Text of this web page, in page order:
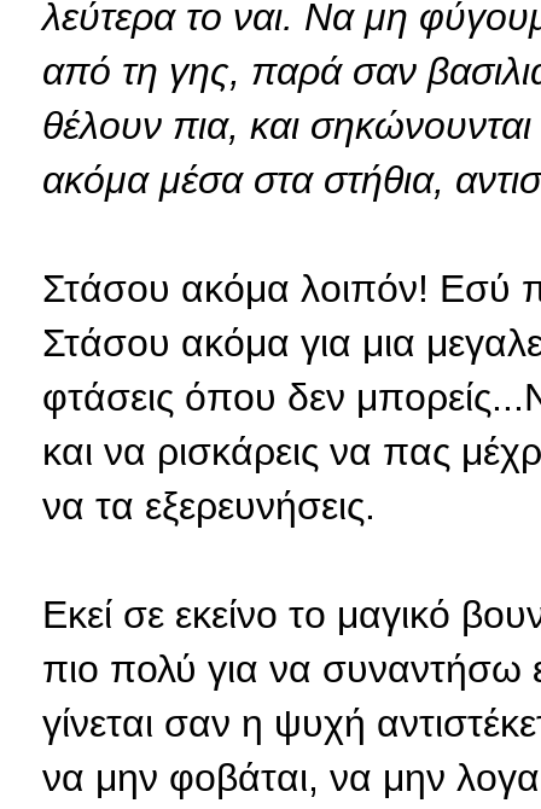
λεύτερα το ναι. Να μη
από τη γης, παρά σαν
θέλουν πια, και
ακόμα μέσα στα στήθια,
Στάσου ακόμα λοιπόν! Εσύ
Στάσου ακόμα για μια
φτάσεις όπου δεν
και να ρισκάρεις να πας
να τα εξερευνήσεις.
Εκεί σε εκείνο το μαγικό
πιο πολύ για να συναντήσω
γίνεται σαν η ψυχή
να μην φοβάται, να μην